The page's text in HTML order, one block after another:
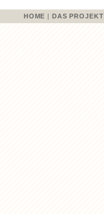
HOME | DAS PROJEKT